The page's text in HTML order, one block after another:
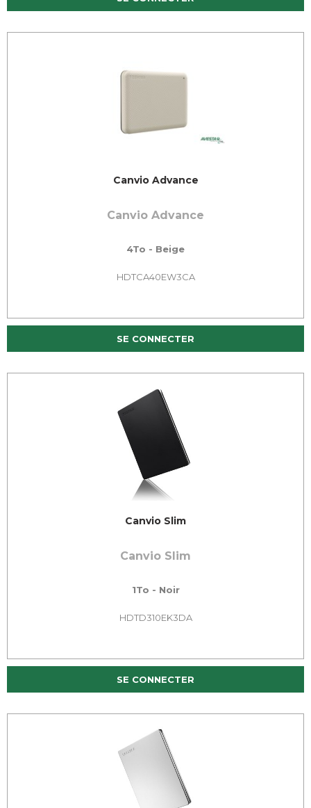
Canvio Advance
Canvio Advance
4To - Beige
HDTCA40EW3CA
SE CONNECTER
Canvio Slim
Canvio Slim
1To - Noir
HDTD310EK3DA
SE CONNECTER